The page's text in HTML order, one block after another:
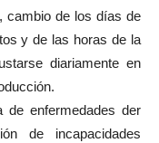
cambio de los días de
y de las horas de la
diariamente en
de enfermedades der
de incapacidades